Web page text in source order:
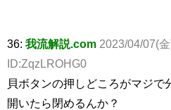
36: 我流解説.com 2023/04/07(
ID:ZqzLROHG0
貝ボタンの押しどころがマジで
開いたら閉めるんか？